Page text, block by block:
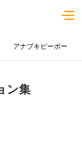
アナブキピーポー
ン集